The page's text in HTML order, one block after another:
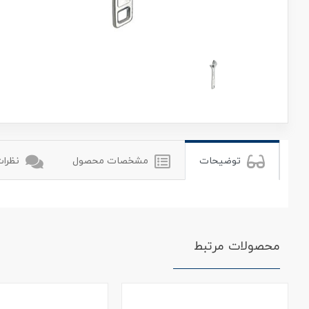
توضیحات مشخصات محصول
محصولات مرتبط